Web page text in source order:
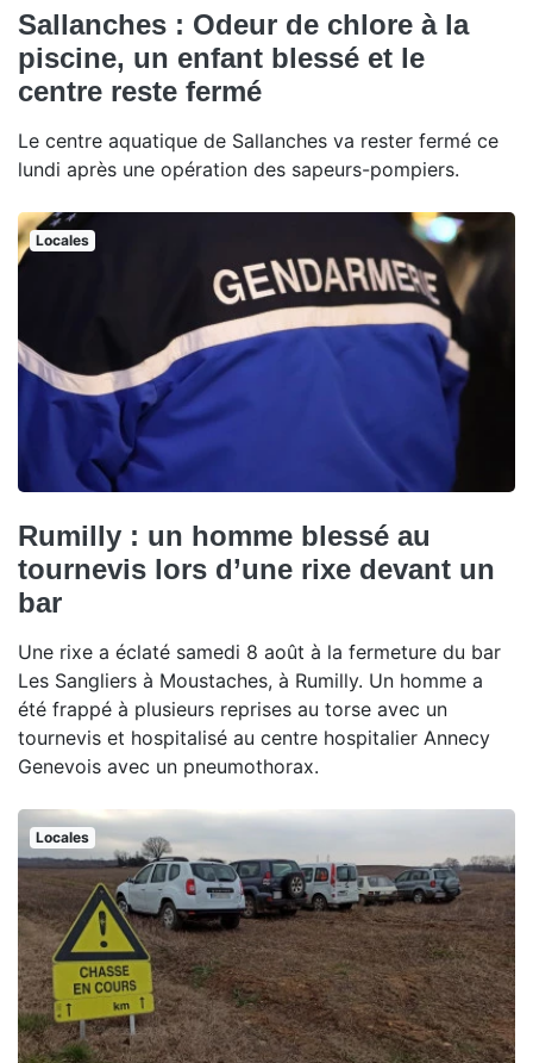
Sallanches : Odeur de chlore à la
piscine, un enfant blessé et le
centre reste fermé
Le centre aquatique de Sallanches va rester fermé ce
lundi après une opération des sapeurs-pompiers.
Locales
Rumilly : un homme blessé au
tournevis lors d’une rixe devant un
bar
Une rixe a éclaté samedi 8 août à la fermeture du bar
Les Sangliers à Moustaches, à Rumilly. Un homme a
été frappé à plusieurs reprises au torse avec un
tournevis et hospitalisé au centre hospitalier Annecy
Genevois avec un pneumothorax.
Locales